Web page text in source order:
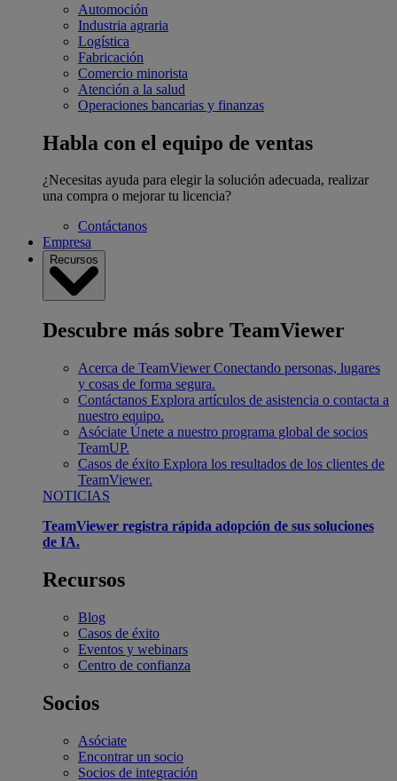
Automoción
Industria agraria
Logística
Fabricación
Comercio minorista
Atención a la salud
Operaciones bancarias y finanzas
Habla con el equipo de ventas
¿Necesitas ayuda para elegir la solución adecuada, realizar
una compra o mejorar tu licencia?
Contáctanos
Empresa
Recursos
Descubre más sobre TeamViewer
Acerca de TeamViewer Conectando personas, lugares
y cosas de forma segura.
Contáctanos Explora artículos de asistencia o contacta a
nuestro equipo.
Asóciate Únete a nuestro programa global de socios
TeamUP.
Casos de éxito Explora los resultados de los clientes de
TeamViewer.
NOTICIAS
TeamViewer registra rápida adopción de sus soluciones
de IA.
Recursos
Blog
Casos de éxito
Eventos y webinars
Centro de confianza
Socios
Asóciate
Encontrar un socio
Socios de integración